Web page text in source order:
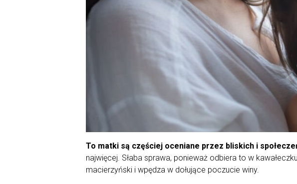
To matki są częściej oceniane przez bliskich i
najwięcej. Słaba sprawa, ponieważ odbiera to w
macierzyński i wpędza w dołujące poczucie winy.